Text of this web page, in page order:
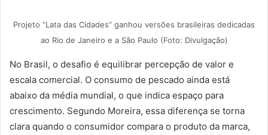
Projeto “Lata das Cidades” ganhou versões brasileiras dedicadas
ao Rio de Janeiro e a São Paulo (Foto: Divulgação)
No Brasil, o desafio é equilibrar percepção de valor e
escala comercial. O consumo de pescado ainda está
abaixo da média mundial, o que indica espaço para
crescimento. Segundo Moreira, essa diferença se torna
clara quando o consumidor compara o produto da marca,